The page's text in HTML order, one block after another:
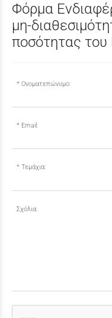
Φόρμα
μη-
ποσότητας του
Ονοματεπώνυμο:
Email:
Τεμάχια:
Σχόλια: